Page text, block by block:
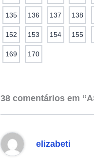
135 136 137 138
152 153 154 155
169 170
38 comentários em
elizabeti